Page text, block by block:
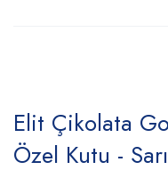
Elit Çikolata
Özel Kutu -